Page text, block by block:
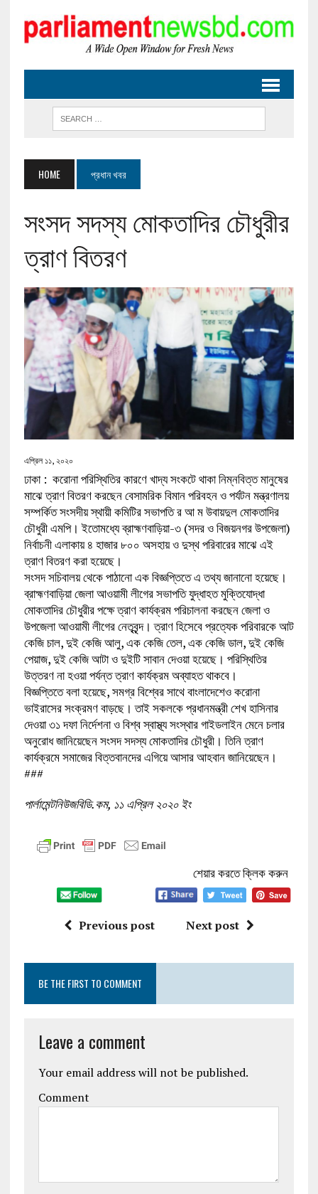
HOME প্রধান খবর
সংসদ সদস্য মোকতাদির চৌধুরীর
ত্রাণ বিতরণ
এপ্রিল ১১, ২০২০
ঢাকা : করোনা পরিস্থিতির কারণে খাদ্য সংকটে থাকা নিম্নবিত্ত মানুষের
মাঝে ত্রাণ বিতরণ করছেন বেসামরিক বিমান পরিবহন ও পর্যটন মন্ত্রণালয়
সম্পর্কিত সংসদীয় স্থায়ী কমিটির সভাপতি র আ ম উবায়দুল মোকতাদির
চৌধুরী এমপি। ইতোমধ্যে ব্রাহ্মণবাড়িয়া-৩ (সদর ও বিজয়নগর উপজেলা)
নির্বাচনী এলাকায় ৪ হাজার ৮০০ অসহায় ও দুস্থ পরিবারের মাঝে এই
ত্রাণ বিতরণ করা হয়েছে।
সংসদ সচিবালয় থেকে পাঠানো এক বিজ্ঞপ্তিতে এ তথ্য জানানো হয়েছে।
ব্রাহ্মণবাড়িয়া জেলা আওয়ামী লীগের সভাপতি যুদ্ধাহত মুক্তিযোদ্ধা
মোকতাদির চৌধুরীর পক্ষে ত্রাণ কার্যক্রম পরিচালনা করছেন জেলা ও
উপজেলা আওয়ামী লীগের নেতৃবৃন্দ। ত্রাণ হিসেবে প্রত্যেক পরিবারকে আট
কেজি চাল, দুই কেজি আলু, এক কেজি তেল, এক কেজি ডাল, দুই কেজি
পেয়াজ, দুই কেজি আটা ও দুইটি সাবান দেওয়া হয়েছে। পরিস্থিতির
উত্তরণ না হওয়া পর্যন্ত ত্রাণ কার্যক্রম অব্যাহত থাকবে।
বিজ্ঞপ্তিতে বলা হয়েছে, সমগ্র বিশ্বের সাথে বাংলাদেশেও করোনা
ভাইরাসের সংক্রমণ বাড়ছে। তাই সকলকে প্রধানমন্ত্রী শেখ হাসিনার
দেওয়া ৩১ দফা নির্দেশনা ও বিশ্ব স্বাস্থ্য সংস্থার গাইডলাইন মেনে চলার
অনুরোধ জানিয়েছেন সংসদ সদস্য মোকতাদির চৌধুরী। তিনি ত্রাণ
কার্যক্রমে সমাজের বিত্তবানদের এগিয়ে আসার আহবান জানিয়েছেন।
###
পার্লামেন্টনিউজবিডি.কম, ১১ এপ্রিল ২০২০ ইং
শেয়ার করতে ক্লিক করুন
Previous post Next post
BE THE FIRST TO COMMENT
Leave a comment
Your email address will not be published.
Comment